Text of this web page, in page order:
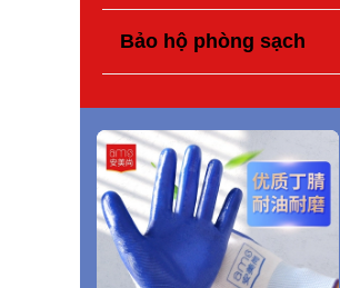
Bảo hộ phòng sạch